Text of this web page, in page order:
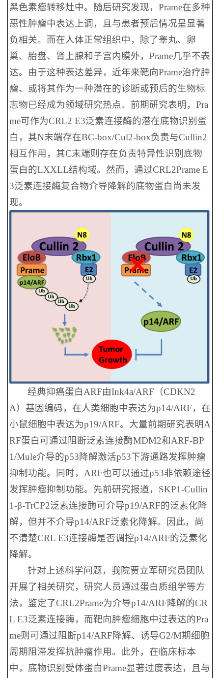
黑色素瘤转移灶中。随后研究发现，Prame在多种
恶性肿瘤中表达上调，且与患者预后情况呈显著
负相关。而在人体正常组织中，除了睾丸、卵
巢、胎盘、肾上腺和子宫内膜外，Prame几乎不表
达。由于这种表达差异，近年来靶向Prame治疗肿
瘤、或将其作为一种潜在的诊断或预后的生物标
志物已经成为领域研究热点。前期研究表明，Pra
me可作为CRL2 E3泛素连接酶的潜在底物识别蛋
白，其N末端存在BC-box/Cul2-box负责与Cullin2
相互作用，其C末端则存在负责特异性识别底物
蛋白的LXXLL结构域。然而，通过CRL2Prame E
3泛素连接酶复合物介导降解的底物蛋白尚未发
现。
经典抑癌蛋白ARF由Ink4a/ARF（CDKN2
A）基因编码，在人类细胞中表达为p14/ARF，在
小鼠细胞中表达为p19/ARF。大量前期研究表明A
RF蛋白可通过阻断泛素连接酶MDM2和ARF-BP
1/Mule介导的p53降解激活p53下游通路发挥肿瘤
抑制功能。同时，ARF也可以通过p53非依赖途径
发挥肿瘤抑制功能。先前研究报道，SKP1-Cullin
1-β-TrCP2泛素连接酶可介导p19/ARF的泛素化降
解，但并不介导p14/ARF泛素化降解。因此，尚
不清楚CRL E3连接酶是否调控p14/ARF的泛素化
降解。
针对上述科学问题，我院贾立军研究员团队
开展了相关研究，研究人员通过蛋白质组学等方
法，鉴定了CRL2Prame为介导p14/ARF降解的CR
L E3泛素连接酶，而靶向肿瘤细胞中过表达的Pra
me则可通过阻断p14/ARF降解、诱导G2/M期细胞
周期阻滞发挥抗肿瘤作用。此外，在临床标本
中，底物识别受体蛋白Prame显著过度表达，且与